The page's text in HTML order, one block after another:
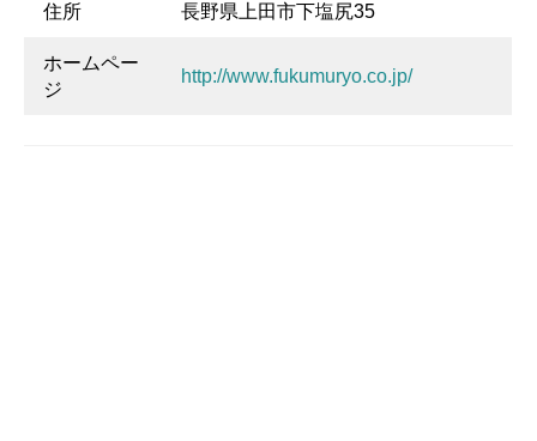
住所 長野県上田市下塩尻35
ホームペー
ジ
http://www.fukumuryo.co.jp/